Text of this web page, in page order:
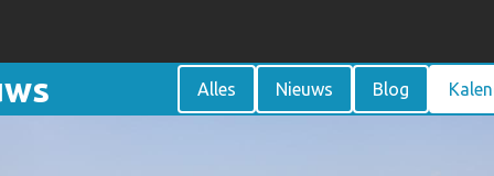
Alles Nieuws Blog